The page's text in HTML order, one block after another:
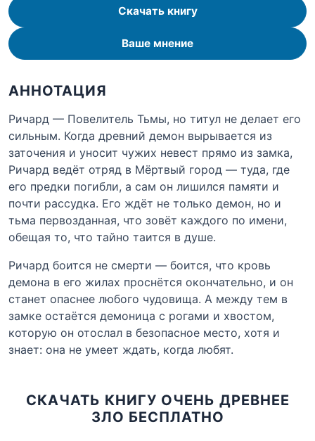
Скачать книгу
Ваше мнение
АННОТАЦИЯ
Ричард — Повелитель Тьмы, но титул не делает его
сильным. Когда древний демон вырывается из
заточения и уносит чужих невест прямо из замка,
Ричард ведёт отряд в Мёртвый город — туда, где
его предки погибли, а сам он лишился памяти и
почти рассудка. Его ждёт не только демон, но и
тьма первозданная, что зовёт каждого по имени,
обещая то, что тайно таится в душе.
Ричард боится не смерти — боится, что кровь
демона в его жилах проснётся окончательно, и он
станет опаснее любого чудовища. А между тем в
замке остаётся демоница с рогами и хвостом,
которую он отослал в безопасное место, хотя и
знает: она не умеет ждать, когда любят.
СКАЧАТЬ КНИГУ ОЧЕНЬ ДРЕВНЕЕ
ЗЛО БЕСПЛАТНО